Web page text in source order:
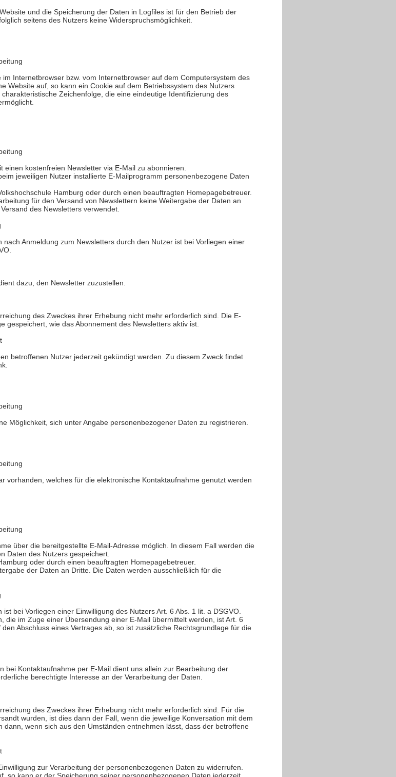
und die Speicherung der Daten in Logfiles ist für den Betrieb der
seitens des Nutzers keine Widerspruchsmöglichkeit.
Internetbrowser bzw. vom Internetbrowser auf dem Computersystem des
Website auf, so kann ein Cookie auf dem Betriebssystem des Nutzers
Zeichenfolge, die eine eindeutige Identifizierung des
kostenfreien Newsletter via E-Mail zu abonnieren.
jeweiligen Nutzer installierte E-Mailprogramm personenbezogene Daten
Hamburg oder durch einen beauftragten Homepagebetreuer.
für den Versand von Newslettern keine Weitergabe der Daten an
des Newsletters verwendet.
Anmeldung zum Newsletters durch den Nutzer ist bei Vorliegen einer
dazu, den Newsletter zuzustellen.
des Zweckes ihrer Erhebung nicht mehr erforderlich sind. Die E-
gespeichert, wie das Abonnement des Newsletters aktiv ist.
betroffenen Nutzer jederzeit gekündigt werden. Zu diesem Zweck findet
Möglichkeit, sich unter Angabe personenbezogener Daten zu registrieren.
vorhanden, welches für die elektronische Kontaktaufnahme genutzt werden
über die bereitgestellte E-Mail-Adresse möglich. In diesem Fall werden die
Daten des Nutzers gespeichert.
oder durch einen beauftragten Homepagebetreuer.
der Daten an Dritte. Die Daten werden ausschließlich für die
bei Vorliegen einer Einwilligung des Nutzers Art. 6 Abs. 1 lit. a DSGVO.
die im Zuge einer Übersendung einer E-Mail übermittelt werden, ist Art. 6
Abschluss eines Vertrages ab, so ist zusätzliche Rechtsgrundlage für die
bei Kontaktaufnahme per E-Mail dient uns allein zur Bearbeitung der
berechtigte Interesse an der Verarbeitung der Daten.
des Zweckes ihrer Erhebung nicht mehr erforderlich sind. Für die
wurden, ist dies dann der Fall, wenn die jeweilige Konversation mit dem
dann, wenn sich aus den Umständen entnehmen lässt, dass der betroffene
zur Verarbeitung der personenbezogenen Daten zu widerrufen.